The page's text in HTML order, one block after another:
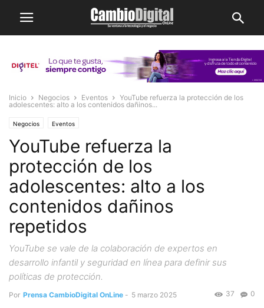
Inicio Negocios Eventos
YouTube refuerza la protección de los
adolescentes: alto a los contenidos dañinos...
Negocios Eventos
YouTube refuerza la
protección de los
adolescentes: alto a los
contenidos dañinos
repetidos
YouTube se vale de la colaboración de expertos en
desarrollo infantil y seguridad en línea para definir sus
políticas de protección.
Por Prensa CambioDigital OnLine - 5 marzo 2025 0
37